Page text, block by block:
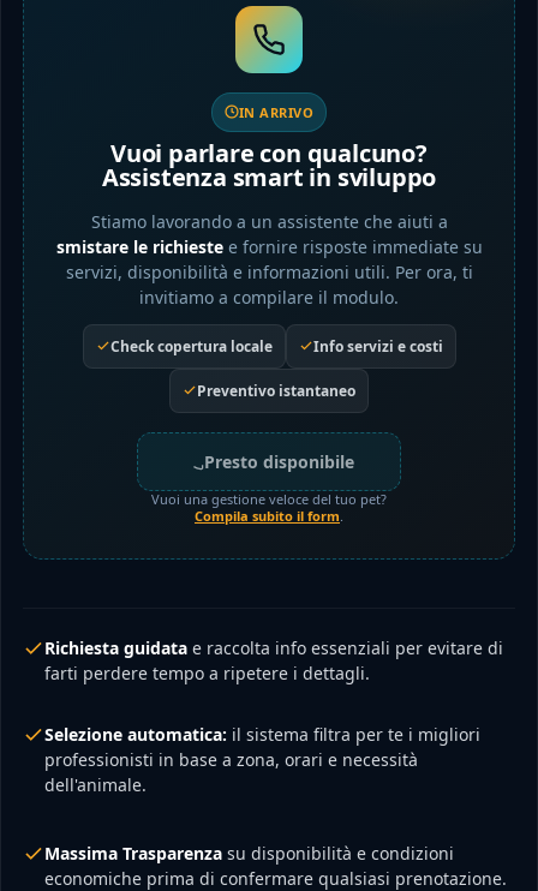
IN ARRIVO
Vuoi parlare con qualcuno?
Assistenza smart in sviluppo
Stiamo lavorando a un assistente che aiuti a
smistare le richiestee fornire risposte immediate su
servizi, disponibilità e informazioni utili. Per ora, ti
invitiamo a compilare il modulo.
Check copertura locale Info servizi e costi
Preventivo istantaneo
Presto disponibile
Vuoi una gestione veloce del tuo pet?
Compila subito il form
Richiesta guidata e raccolta info essenziali per evitare di
farti perdere tempo a ripetere i dettagli.
Selezione automatica: il sistema filtra per te i migliori
professionisti in base a zona, orari e necessità
dell'animale.
Massima Trasparenza su disponibilità e condizioni
economiche prima di confermare qualsiasi prenotazione.